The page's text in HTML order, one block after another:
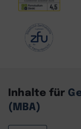
Inhalte für
(MBA)